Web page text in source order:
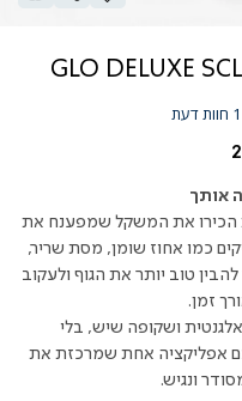
1 חוות דעת
אותך
הכירו את המשקל שמפענח את
כמו אחוז שומן, מסת שריר,
טוב יותר את הגוף ולעקוב
זמן.
ושקופה שיש, בלי
ועם אפליקציה אחת שמרכזת את
ונגיש.